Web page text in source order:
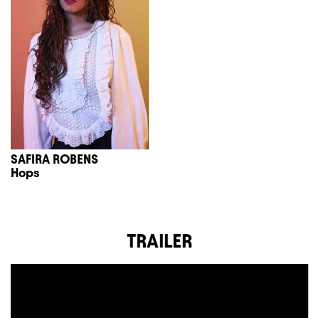
SAFIRA ROBENS
Hops
TRAILER